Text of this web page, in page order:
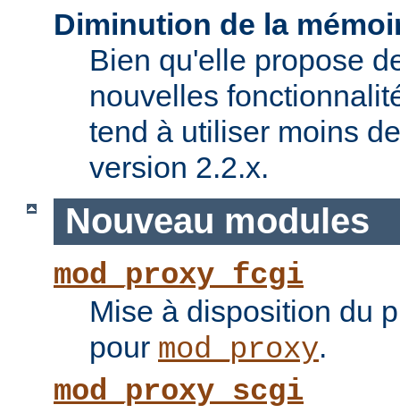
Diminution de la
Bien qu'elle propose
nouvelles
tend à utiliser moins
version 2.2.x.
Nouveau modules
mod_proxy_fcgi
Mise à disposition du
pour mod_proxy.
mod_proxy_scgi